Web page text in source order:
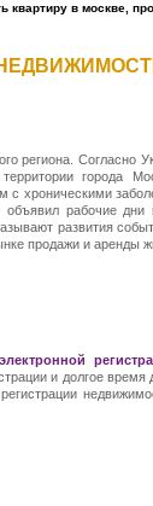
квартиру в москве,
региона. Согласно
города
хроническими
объявил рабочие
развития
продажи и аренды
электронной
и долгое